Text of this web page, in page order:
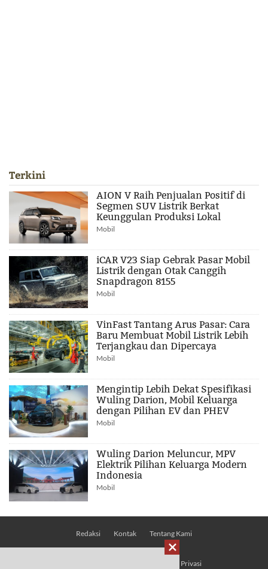
Terkini
AION V Raih Penjualan Positif di
Segmen SUV Listrik Berkat
Keunggulan Produksi Lokal
Mobil
iCAR V23 Siap Gebrak Pasar Mobil
Listrik dengan Otak Canggih
Snapdragon 8155
Mobil
VinFast Tantang Arus Pasar: Cara
Baru Membuat Mobil Listrik Lebih
Terjangkau dan Dipercaya
Mobil
Mengintip Lebih Dekat Spesifikasi
Wuling Darion, Mobil Keluarga
dengan Pilihan EV dan PHEV
Mobil
Wuling Darion Meluncur, MPV
Elektrik Pilihan Keluarga Modern
Indonesia
Mobil
Redaksi Kontak Tentang Kami
Kebijakan Privasi
